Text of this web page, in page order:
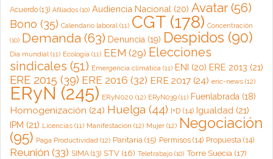
Acuerdo (13) Afiliados (10) Audiencia Nacional (20) Avatar (56)
Bono (35) Calendario laboral(11) CGT (178) Concentración
(10) Demanda (63) Denuncia (19) Despidos (90)
Día mundial(11) Ecología (11) EEM (29) Elecciones
sindicales (51) Emergencia climática (11) ENI (20) ERE 2013 (21)
ERE 2015 (39) ERE 2016 (32) ERE 2017 (24) eric-news (12)
ERyN (245) ERyN020 (12) ERyN039 (11) Fuenlabrada (18)
Homogenización (24) Huelga (44) I+D (14) Igualdad (21)
IPM (21) Licencias (11) Manifestación (12) Mujer(12) Negociación
(95) Paga Productividad (12) Paritaria (15) Permisos (14) Propuesta (14)
Reunión (33) SIMA (13) STV (16) Teletrabajo (10) Torre Suecia (17)